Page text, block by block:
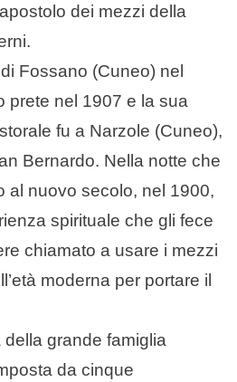
dei mezzi della
Fossano (Cuneo) nel
prete nel 1907 e la sua
fu a Narzole (Cuneo),
Bernardo. Nella notte che
al nuovo secolo, nel 1900,
spirituale che gli fece
chiamato a usare i mezzi
moderna per portare il
della grande famiglia
da cinque